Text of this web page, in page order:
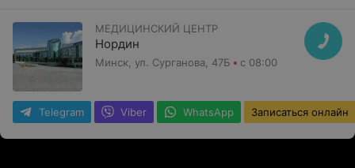
МЕДИЦИНСКИЙ ЦЕНТР
Нордин
Минск, ул. Сурганова, 47Б с 08:00
Telegram Viber WhatsApp Записаться онлайн